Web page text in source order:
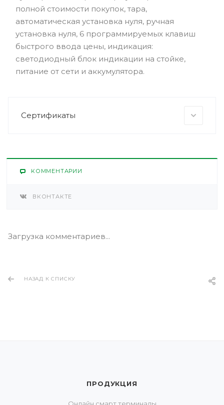
полной стоимости покупок, тара,
автоматическая установка нуля, ручная
установка нуля, 6 программируемых клавиш
быстрого ввода цены, индикация:
светодиодный блок индикации на стойке,
питание от сети и аккумулятора.
Сертификаты
КОММЕНТАРИИ
ВКОНТАКТЕ
Загрузка комментариев...
НАЗАД К СПИСКУ
ПРОДУКЦИЯ